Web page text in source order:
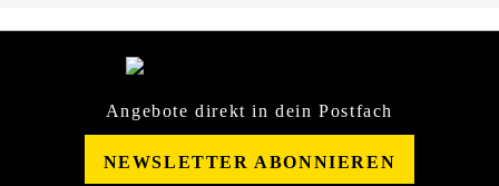
Angebote direkt in dein Postfach
NEWSLETTER ABONNIEREN